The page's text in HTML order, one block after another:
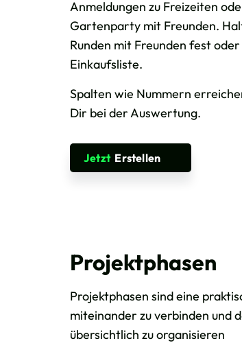
Anmeldungen zu Freizeiten
Gartenparty mit Freunden.
Runden mit Freunden fest
Einkaufsliste.
Spalten wie Nummern
Dir bei der Auswertung.
JetztErstellen
Projektphasen
Projektphasen sind eine
miteinander zu verbinden und
übersichtlich zu organisieren